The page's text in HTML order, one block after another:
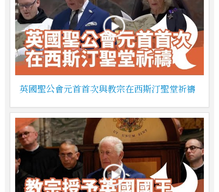
英國聖公會元首首次與教宗在西斯汀聖堂祈禱